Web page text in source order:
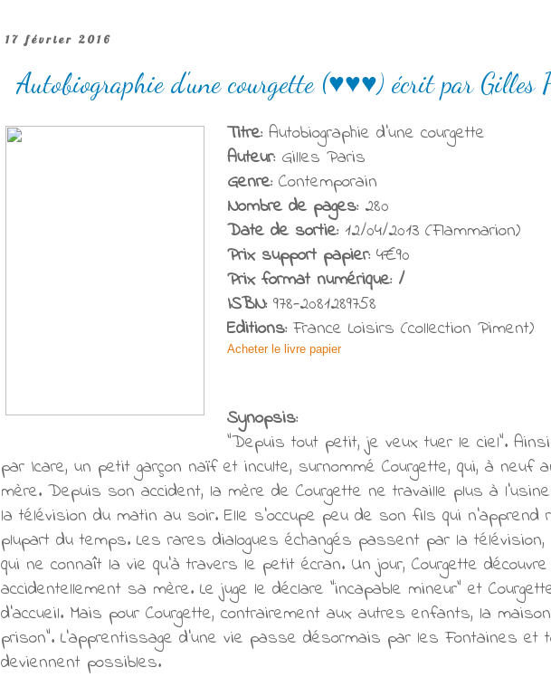
17 février 2016
Autobiographie d'une courgette (♥♥♥) écrit par
Titre: Autobiographie d'une courgette
Auteur: Gilles Paris
Genre: Contemporain
Nombre de pages: 280
Date de sortie: 12/04/2013 (Flammarion)
Prix support papier: 4€90
Prix format numérique: /
ISBN: 978-2081289758
Editions: France Loisirs (collection Piment)
Acheter le livre papier
Synopsis:
"Depuis tout petit, je veux tuer le ciel".
par Icare, un petit garçon naïf et inculte, surnommé Courgette, qui, à neuf
mère. Depuis son accident, la mère de Courgette ne travaille plus à
la télévision du matin au soir. Elle s'occupe peu de son fils qui n'apprend
plupart du temps. Les rares dialogues échangés passent par la
qui ne connaît la vie qu'à travers le petit écran. Un jour, Courgette
accidentellement sa mère. Le juge le déclare "incapable mineur" et
d'accueil. Mais pour Courgette, contrairement aux autres enfants, la
prison". L'apprentissage d'une vie passe désormais par les Fontaines et
deviennent possibles.